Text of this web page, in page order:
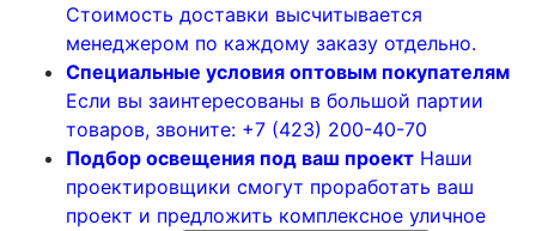
Стоимость доставки высчитывается
менеджером по каждому заказу отдельно.
Специальные условия оптовым покупателям
Если вы заинтересованы в большой партии
товаров, звоните: +7 (423) 200-40-70
Подбор освещения под ваш проект Наши
проектировщики смогут проработать ваш
проект и предложить комплексное уличное